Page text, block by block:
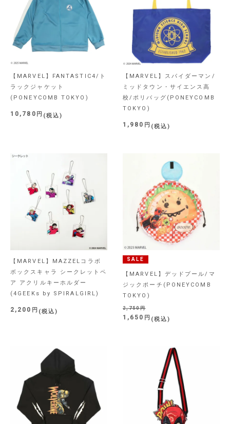
【MARVEL】FANTASTIC4/ト
ラックジャケット
(PONEYCOMB TOKYO)
10,780 税込
【MARVEL】スパイダーマン/
ミッドタウン・サイエンス高
校/ポリバッグ(PONEYCOMB
TOKYO)
1,980 税込
【MARVEL】MAZZELコラボ
ボックスキャラ シークレットペ
ア アクリルキーホルダー
(4GEEKs by SPIRALGIRL)
2,200 税込
SALE
【MARVEL】デッドプール/マ
ジックポーチ(PONEYCOMB
TOKYO)
2,750
1,650 税込